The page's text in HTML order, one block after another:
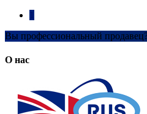
Вы профессиональный
О нас